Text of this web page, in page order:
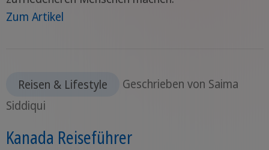
Zum Artikel
Reisen & Lifestyle
Geschrieben von Saima
Siddiqui
Kanada Reiseführer